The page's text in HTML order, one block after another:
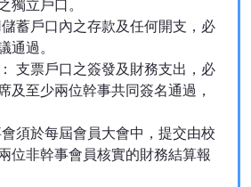
獨立戶口。
蓄戶口內之存款及任何開支，必
通過。
支票戶口之簽發及財務支出，必
及至少兩位幹事共同簽名通過，
須於每屆會員大會中，提交由校
位非幹事會員核實的財務結算報